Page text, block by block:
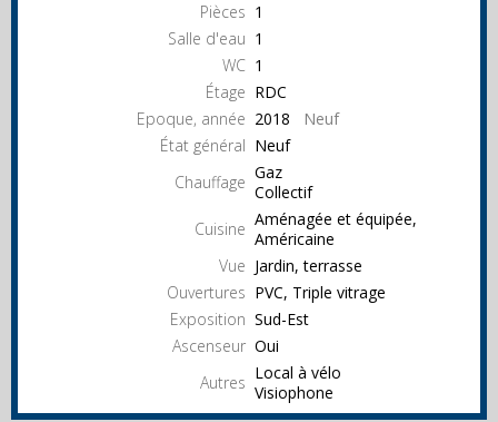
Pièces 1
Salle d'eau 1
WC 1
Étage RDC
Epoque, année 2018
Neuf
État général Neuf
Chauffage Gaz
Collectif
Cuisine Aménagée et équipée,
Américaine
Vue Jardin, terrasse
Ouvertures PVC, Triple vitrage
Exposition Sud-Est
Ascenseur Oui
Autres Local à vélo
Visiophone